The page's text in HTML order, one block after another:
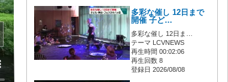
多彩な催し 12日まで
開催 子ど…
多彩な催し 12日ま…
テーマ LCVNEWS
再生時間 00:02:06
再生回数 8
登録日 2026/08/08